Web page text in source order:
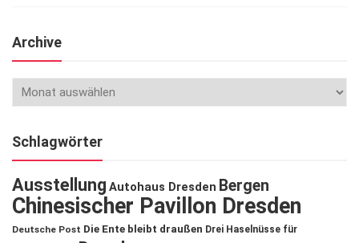
Archive
Schlagwörter
Ausstellung Autohaus Dresden Bergen
Chinesischer Pavillon Dresden
Deutsche Post Die Ente bleibt draußen Drei Haselnüsse für